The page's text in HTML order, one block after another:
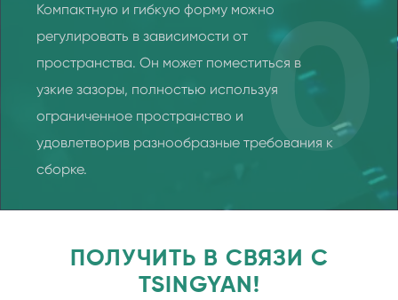
0
Компактную и гибкую форму можно
регулировать в зависимости от
пространства. Он может поместиться в
узкие зазоры, полностью используя
ограниченное пространство и
удовлетворив разнообразные требования к
сборке.
ПОЛУЧИТЬ В СВЯЗИ С
TSINGYAN!